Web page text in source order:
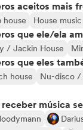
aceitos mais
house House music
que ele/ela
/ Jackin House
que eles
house Nu-disco /
música